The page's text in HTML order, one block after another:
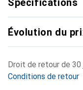
Spécifications
Évolution du
Droit de retour de 30
Conditions de retour